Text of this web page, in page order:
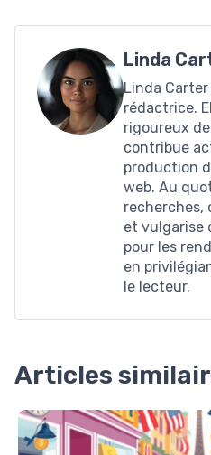
Linda
Linda
rédactrice.
rigoureux
contribue
production
web. Au
recherches,
et vulgarise
pour les
en
le lecteur.
Articles